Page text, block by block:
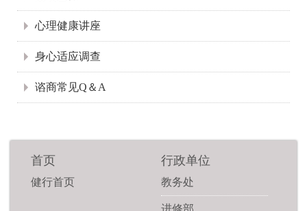
心理健康讲座
身心适应调查
谘商常见Q＆A
首页
健行首页
行政单位
教务处